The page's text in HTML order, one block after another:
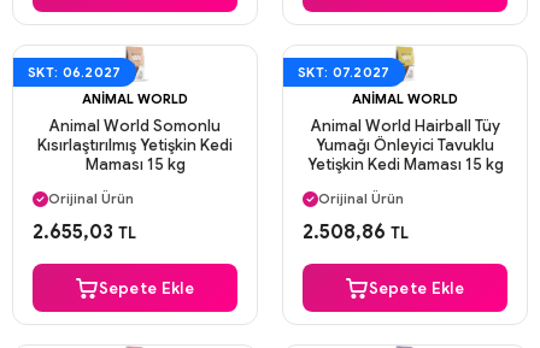
SKT: 06.2027
ANIMAL WORLD
Animal World Somonlu
Kısırlaştırılmış Yetişkin Kedi
Maması 15 kg
Aynı Gün Kargo
Orijinal Ürün
Güvenli Ödeme
2.655,03 TL
Sepete Ekle
SKT: 07.2027
ANIMAL WORLD
Animal World Hairball Tüy
Yumağı Önleyici Tavuklu
Yetişkin Kedi Maması 15 kg
Aynı Gün Kargo
Orijinal Ürün
Güvenli Ödeme
2.508,86 TL
Sepete Ekle